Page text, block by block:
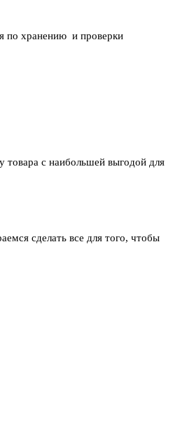
по хранению и проверки
товара с наибольшей выгодой для
сделать все для того, чтобы